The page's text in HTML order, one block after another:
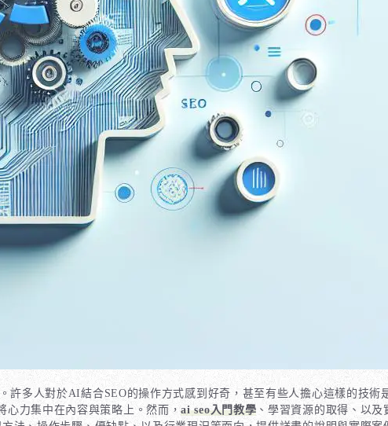
許多人對於AI結合SEO的操作方式感到好奇，甚至有些人擔心這樣的技術
心力集中在內容與策略上。然而，ai seo入門教學 、學習資源的取得、以